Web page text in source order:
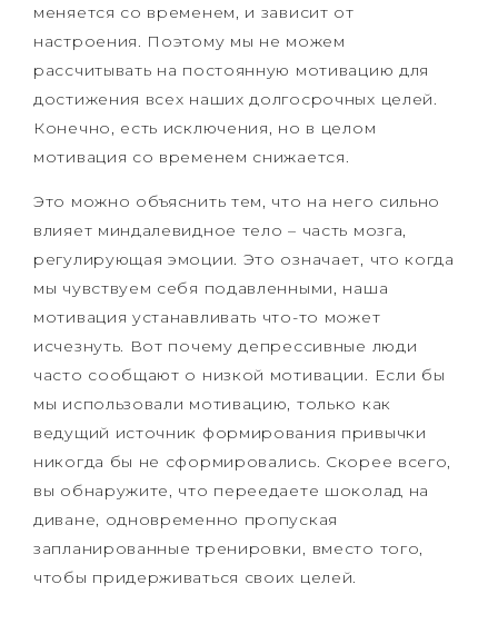
меняется со временем, и зависит от
настроения. Поэтому мы не можем
рассчитывать на постоянную мотивацию для
достижения всех наших долгосрочных целей.
Конечно, есть исключения, но в целом
мотивация со временем снижается.
Это можно объяснить тем, что на него сильно
влияет миндалевидное тело – часть мозга,
регулирующая эмоции. Это означает, что когда
мы чувствуем себя подавленными, наша
мотивация устанавливать что-то может
исчезнуть. Вот почему депрессивные люди
часто сообщают о низкой мотивации. Если бы
мы использовали мотивацию, только как
ведущий источник формирования привычки
никогда бы не сформировались. Скорее всего,
вы обнаружите, что переедаете шоколад на
диване, одновременно пропуская
запланированные тренировки, вместо того,
чтобы придерживаться своих целей.